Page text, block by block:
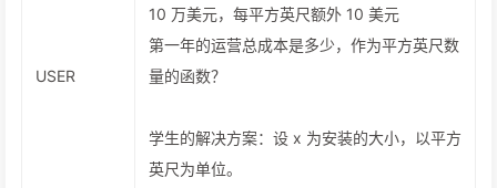
USER
10 万美元，每平方英尺额外 10 美元
第一年的运营总成本是多少，作为平方英尺数
量的函数？
学生的解决方案：设 x 为安装的大小，以平方
英尺为单位。